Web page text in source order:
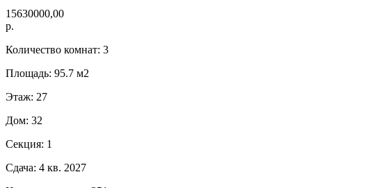
15630000,00
р.
Количество комнат: 3
Площадь: 95.7 м2
Этаж: 27
Дом: 32
Секция: 1
Сдача: 4 кв. 2027